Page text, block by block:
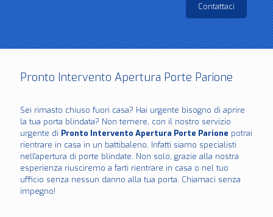
Contattaci
Pronto Intervento Apertura Porte Parione
Sei rimasto chiuso fuori casa? Hai urgente bisogno di aprire
la tua porta blindata? Non temere, con il nostro servizio
urgente di Pronto Intervento Apertura Porte Parione potrai
rientrare in casa in un battibaleno. Infatti siamo specialisti
nell'apertura di porte blindate. Non solo, grazie alla nostra
esperienza riusciremo a farti rientrare in casa o nel tuo
ufficio senza nessun danno alla tua porta. Chiamaci senza
impegno!